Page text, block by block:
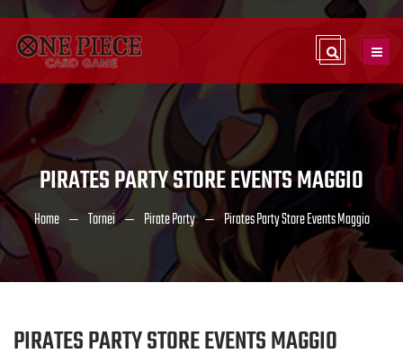
PIRATES PARTY STORE EVENTS MAGGIO
Home Tornei Pirate Party Pirates Party Store Events Maggio
PIRATES PARTY STORE EVENTS MAGGIO